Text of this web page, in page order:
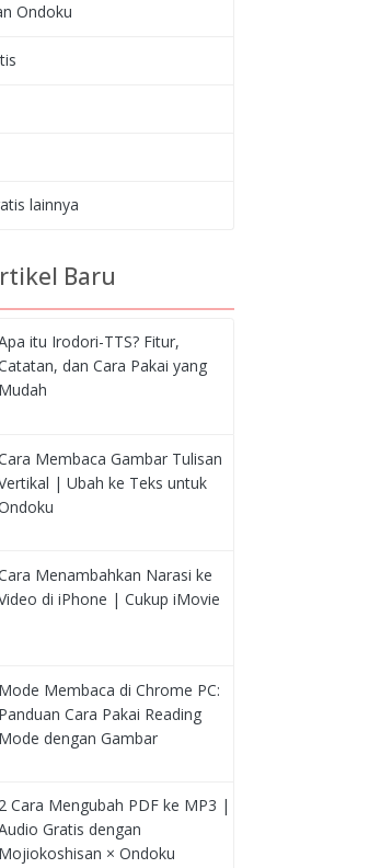
Ondoku
lainnya
Baru
itu Irodori-TTS? Fitur,
dan Cara Pakai yang
Mudah
Membaca Gambar Tulisan
| Ubah ke Teks untuk
Menambahkan Narasi ke
di iPhone | Cukup iMovie
Mode Membaca di Chrome PC:
Panduan Cara Pakai Reading
Mode dengan Gambar
2 Cara Mengubah PDF ke MP3 |
Gratis dengan
Mojiokoshisan × Ondoku